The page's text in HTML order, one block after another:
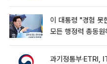
이 대통령 "경험 못
모든 행정력 총동원
과기정통부·ETRI,